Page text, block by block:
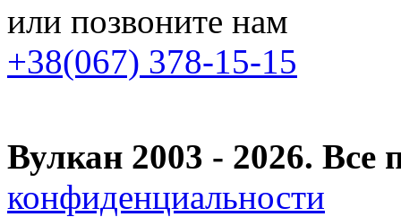
или позвоните нам
+38(067) 378-15-15
Вулкан 2003 - 2026.
конфиденциальности